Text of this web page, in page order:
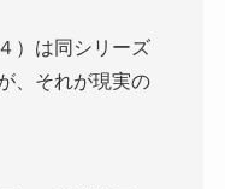
）は同シリーズ
、それが現実の